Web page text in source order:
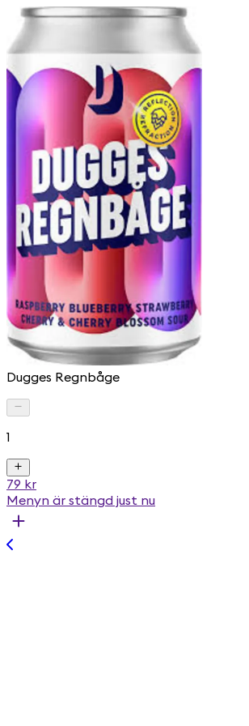
Dugges Regnbåge
1
79 kr
Menyn är stängd just nu